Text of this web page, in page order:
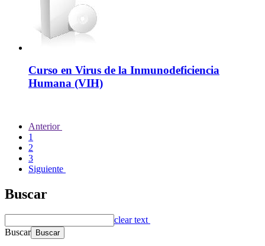
Curso en Virus de la Inmunodeficiencia
Humana (VIH)
Anterior
1
2
3
Siguiente
Buscar
clear text
Buscar